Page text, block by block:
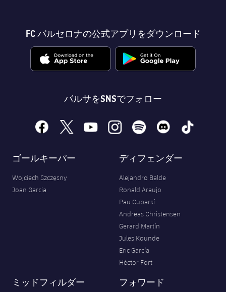
FC バルセロナの公式アプリをダウンロード
バルサをSNSでフォロー
facebook
x youtubeinstagramspotify discord tiktok
ゴールキーパー
Wojciech Szczęsny
Joan Garcia
ディフェンダー
Alejandro Balde
Ronald Araujo
Pau Cubarsí
Andreas Christensen
Gerard Martín
Jules Kounde
Eric García
Héctor Fort
ミッドフィルダー フォワード